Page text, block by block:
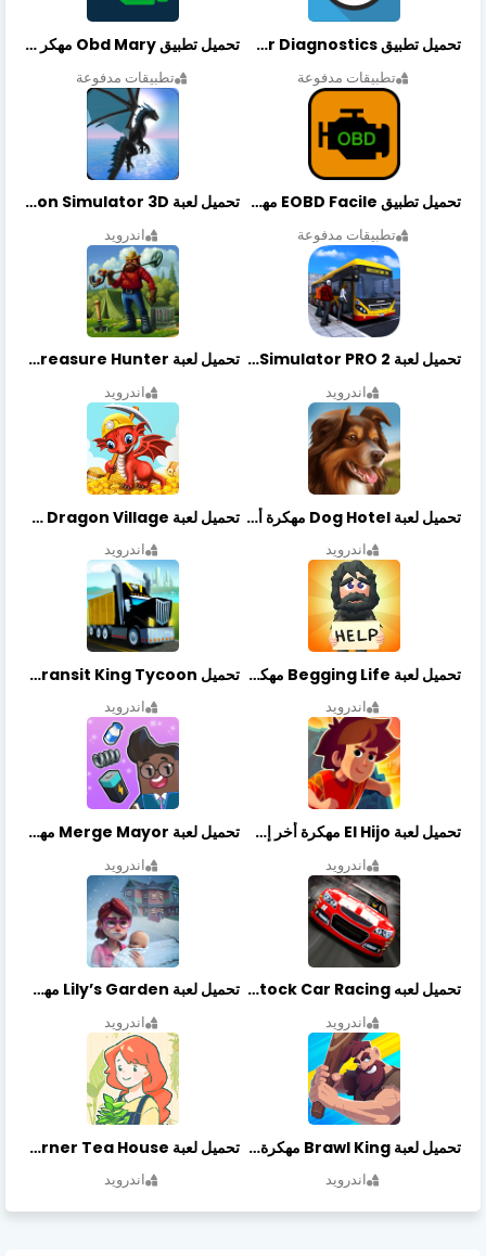
تحميل تطبيق OBDeleven Car Diagnostics مهكر أخر إصدار
تطبيقات مدفوعة
تحميل تطبيق Obd Mary مهكر أخر إصدار
تطبيقات مدفوعة
تحميل تطبيق EOBD Facile مهكر أخر إصدار
تطبيقات مدفوعة
تحميل لعبة Dragon Simulator 3D مهكرة أخر إصدار
اندرويد
تحميل لعبة Bus Simulator PRO 2 مهكرة أخر إصدار
اندرويد
تحميل لعبة Treasure Hunter مهكرة أخر إصدار
اندرويد
تحميل لعبة Dog Hotel مهكرة أخر إصدار
اندرويد
تحميل لعبة Dragon Village مهكرة أخر إصدار
اندرويد
تحميل لعبة Begging Life مهكرة أخر إصدار
اندرويد
تحميل Transit King Tycoon مهكرة أخر إصدار
اندرويد
تحميل لعبة El Hijo مهكرة أخر إصدار
اندرويد
تحميل لعبة Merge Mayor مهكرة أخر إصدار
اندرويد
تحميل لعبه Stock Car Racing مهكرة أخر إصدار
اندرويد
تحميل لعبة Lily’s Garden مهكرة أخر إصدار
اندرويد
تحميل لعبة Brawl King مهكرة أخر إصدار
اندرويد
تحميل لعبة Little Corner Tea House مهكرة أخر إصدار
اندرويد